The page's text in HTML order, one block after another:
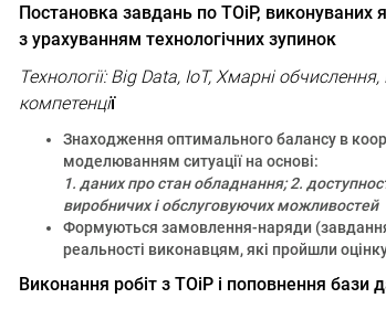
Постановка завдань по ТОіР, виконуваних
з урахуванням технологічних зупинок
Технології: Big Data, IoT, Хмарні
компетенції
Знаходження оптимального балансу в
моделюванням ситуації на основі:
1. даних про стан обладнання; 2.
виробничих і обслуговуючих можливостей
Формуються замовлення-наряди (завдання
реальності виконавцям, які пройшли
Виконання робіт з ТОіР і поповнення бази